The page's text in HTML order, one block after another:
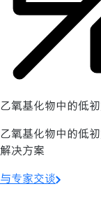
乙氧基化物中的低
乙氧基化物中的低
解决方案
与专家交谈